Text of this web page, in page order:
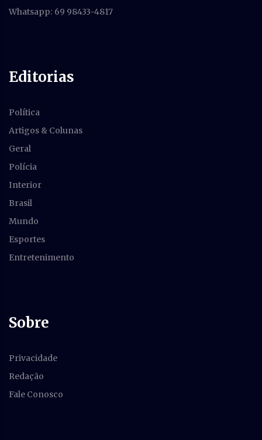
Whatsapp: 69 98433-4817
Editorias
Política
Artigos & Colunas
Geral
Polícia
Interior
Brasil
Mundo
Esportes
Entretenimento
Sobre
Privacidade
Redação
Fale Conosco